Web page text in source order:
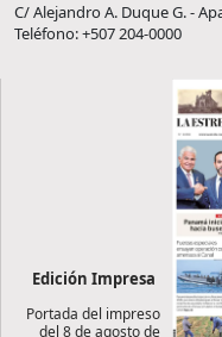
C/ Alejandro A. Duque G. -
Teléfono: +507 204-0000
Edición Impresa
Portada del impreso
del 8 de agosto de